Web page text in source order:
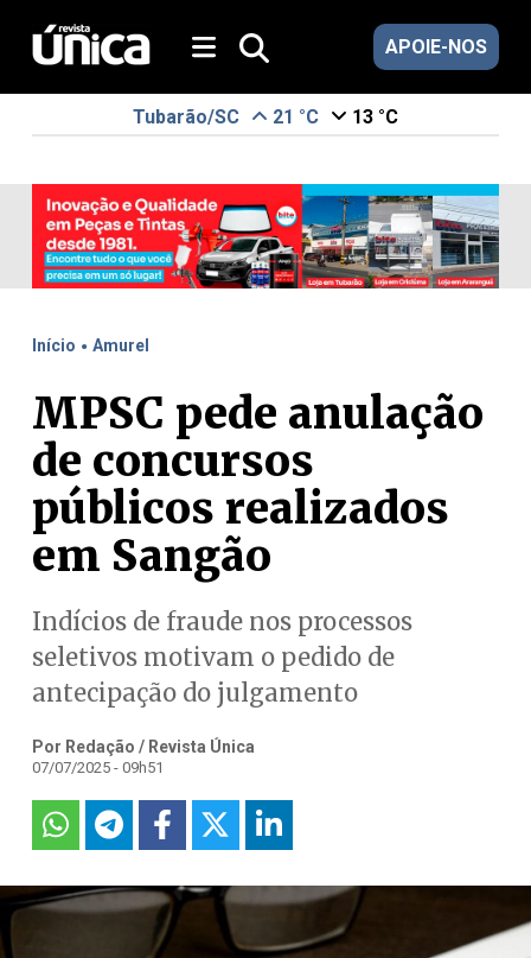
APOIE-NOS
Tubarão/SC 21 °C 13 °C
Início . Amurel
MPSC pede anulação
de concursos
públicos realizados
em Sangão
Indícios de fraude nos processos
seletivos motivam o pedido de
antecipação do julgamento
Por Redação / Revista Única
07/07/2025 - 09h51